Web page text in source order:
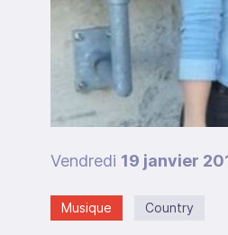
Vendredi 19 janvier
Musique Country